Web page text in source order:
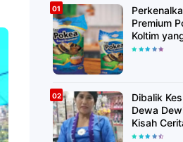
Premium
Koltim
Putih Alami
Dibalik
Dewa
Kisah
Singkatnya